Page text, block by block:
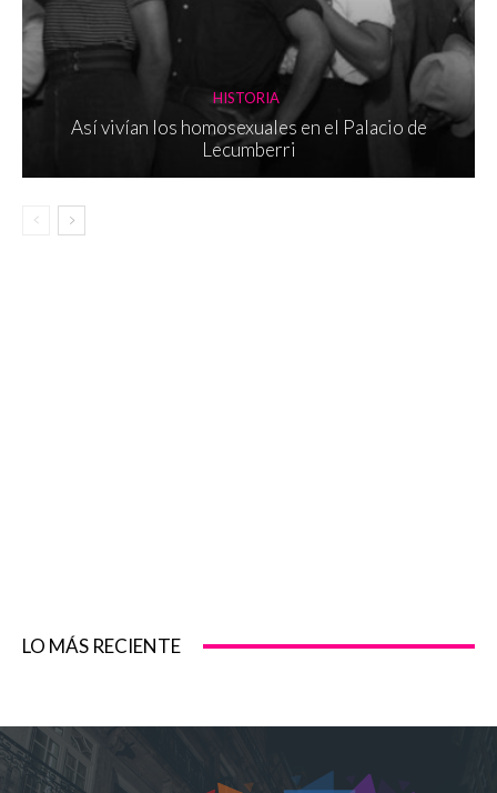
HISTORIA
Así vivían los homosexuales en el Palacio de
Lecumberri
LO MÁS RECIENTE